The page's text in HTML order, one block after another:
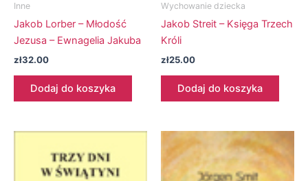
Inne
Jakob Lorber – Młodość
Jezusa – Ewnagelia Jakuba
zł32.00
Dodaj do koszyka
Wychowanie dziecka
Jakob Streit – Księga Trzech
Króli
zł25.00
Dodaj do koszyka